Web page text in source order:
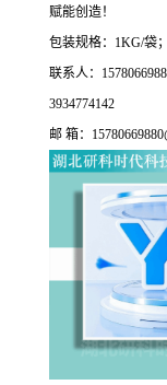
赋能创造！
包装规格：1KG/袋
联系人：
3934774142
邮 箱：